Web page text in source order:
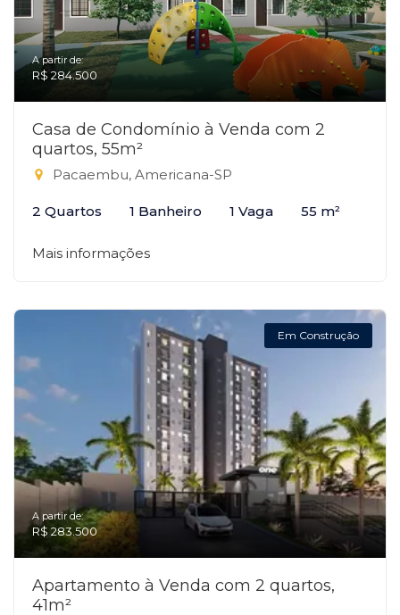
A partir de:
R$ 284.500
Casa de Condomínio à Venda com 2
quartos, 55m²
Pacaembu, Americana-SP
2 Quartos 1 Banheiro 1 Vaga 55 m²
Mais informações
Em Construção
A partir de:
R$ 283.500
Apartamento à Venda com 2 quartos,
41m²